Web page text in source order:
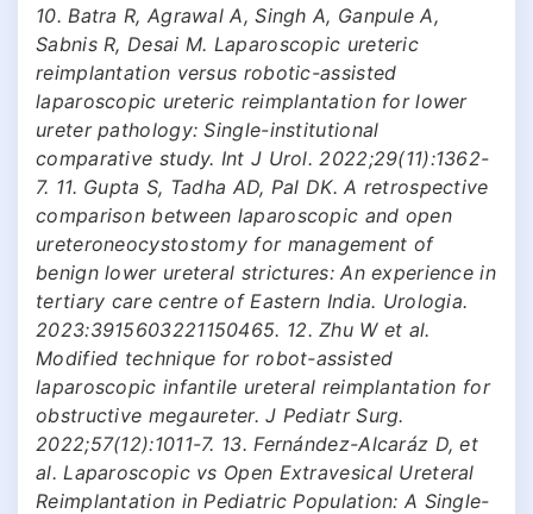
10. Batra R, Agrawal A, Singh A, Ganpule A,
Sabnis R, Desai M. Laparoscopic ureteric
reimplantation versus robotic-assisted
laparoscopic ureteric reimplantation for lower
ureter pathology: Single-institutional
comparative study. Int J Urol. 2022;29(11):1362-
7. 11. Gupta S, Tadha AD, Pal DK. A retrospective
comparison between laparoscopic and open
ureteroneocystostomy for management of
benign lower ureteral strictures: An experience in
tertiary care centre of Eastern India. Urologia.
2023:3915603221150465. 12. Zhu W et al.
Modified technique for robot-assisted
laparoscopic infantile ureteral reimplantation for
obstructive megaureter. J Pediatr Surg.
2022;57(12):1011-7. 13. Fernández-Alcaráz D, et
al. Laparoscopic vs Open Extravesical Ureteral
Reimplantation in Pediatric Population: A Single-